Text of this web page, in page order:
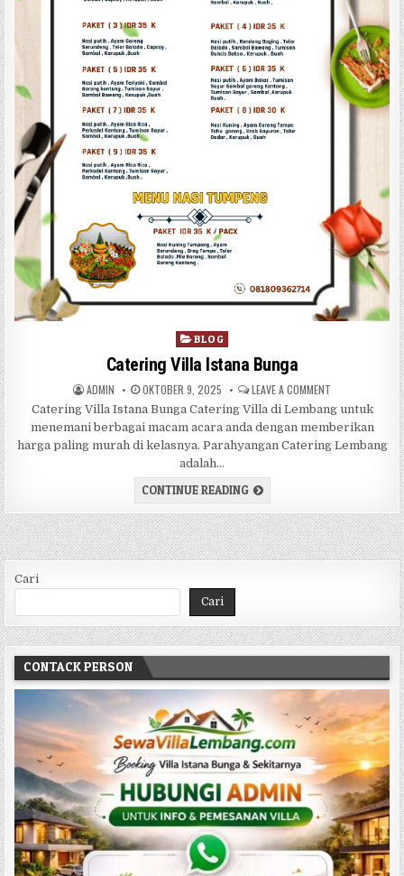
Posted in
BLOG
Catering Villa Istana Bunga
AUTHOR:
ADMIN PUBLISHED DATE:
OKTOBER 9, 2025 LEAVE A COMMENT ON CATERING
Catering Villa Istana Bunga Catering Villa di Lembang untuk
menemani berbagai macam acara anda dengan memberikan
harga paling murah di kelasnya. Parahyangan Catering Lembang
adalah…
CONTINUE READINGCATERING VILLA ISTANA
Cari
Cari
CONTACK PERSON